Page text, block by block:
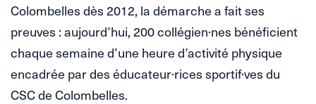
Colombelles dès 2012, la démarche a fait ses
preuves : aujourd’hui, 200 collégien·nes bénéficient
chaque semaine d’une heure d’activité physique
encadrée par des éducateur·rices sportif·ves du
CSC de Colombelles.